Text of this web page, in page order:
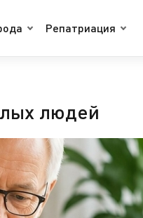
Репатриация
людей